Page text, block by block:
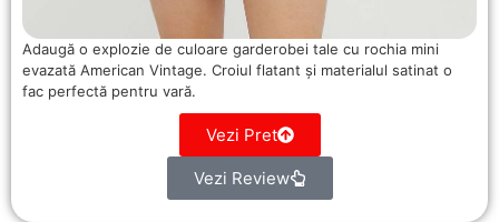
Adaugă o explozie de culoare garderobei tale cu rochia mini
evazată American Vintage. Croiul flatant și materialul satinat o
fac perfectă pentru vară.
Vezi Pret
Vezi Review